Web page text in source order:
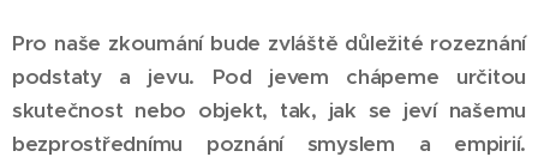
Pro naše zkoumání bude zvláště důležité rozeznání
podstaty a jevu. Pod jevem chápeme určitou
skutečnost nebo objekt, tak, jak se jeví našemu
bezprostřednímu poznání smyslem a empirií.